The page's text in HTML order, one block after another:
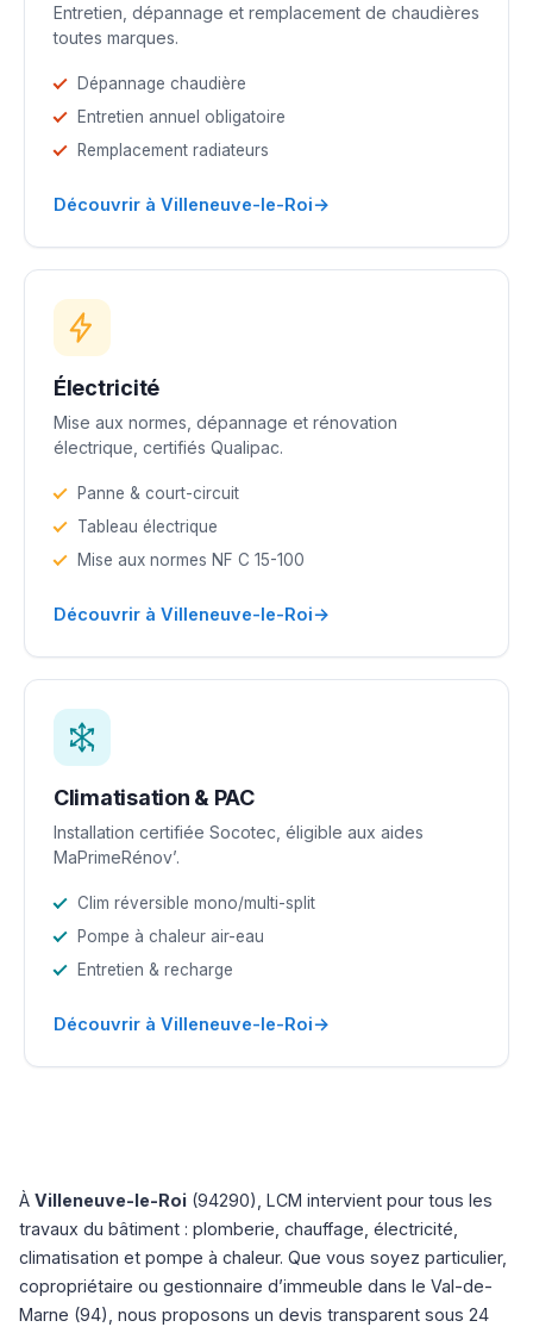
Entretien, dépannage et remplacement de chaudières
toutes marques.
Dépannage chaudière
Entretien annuel obligatoire
Remplacement radiateurs
Découvrir à Villeneuve-le-Roi→
Électricité
Mise aux normes, dépannage et rénovation
électrique, certifiés Qualipac.
Panne & court-circuit
Tableau électrique
Mise aux normes NF C 15-100
Découvrir à Villeneuve-le-Roi→
Climatisation & PAC
Installation certifiée Socotec, éligible aux aides
MaPrimeRénov’.
Clim réversible mono/multi-split
Pompe à chaleur air-eau
Entretien & recharge
Découvrir à Villeneuve-le-Roi→
À Villeneuve-le-Roi (94290), LCM intervient pour tous les
travaux du bâtiment : plomberie, chauffage, électricité,
climatisation et pompe à chaleur. Que vous soyez particulier,
copropriétaire ou gestionnaire d’immeuble dans le Val-de-
Marne (94), nous proposons un devis transparent sous 24